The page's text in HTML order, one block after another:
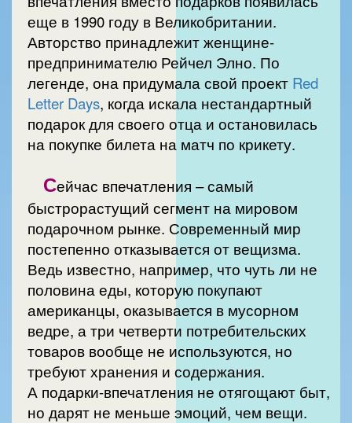
еще в 1990 году в Великобритании.
Авторство принадлежит женщине-
предпринимателю Рейчел Элно. По
легенде, она придумала свой проект Red
Letter Days, когда искала нестандартный
подарок для своего отца и остановилась
на покупке билета на матч по крикету.
Сейчас впечатления – самый
быстрорастущий сегмент на мировом
подарочном рынке. Современный мир
постепенно отказывается от вещизма.
Ведь известно, например, что чуть ли не
половина еды, которую покупают
американцы, оказывается в мусорном
ведре, а три четверти потребительских
товаров вообще не используются, но
требуют хранения и содержания.
А подарки-впечатления не отягощают быт,
но дарят не меньше эмоций, чем вещи.